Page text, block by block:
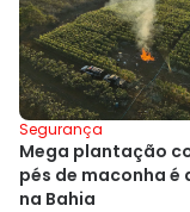
Segurança
Mega plantação
pés de maconha é
na Bahia